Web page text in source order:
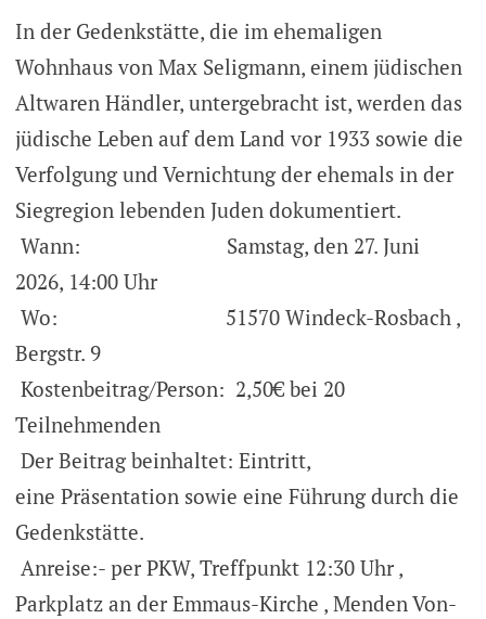
In der Gedenkstätte, die im ehemaligen
Wohnhaus von Max Seligmann, einem jüdischen
Altwaren Händler, untergebracht ist, werden das
jüdische Leben auf dem Land vor 1933 sowie die
Verfolgung und Vernichtung der ehemals in der
Siegregion lebenden Juden dokumentiert.
Wann: Samstag, den 27. Juni
2026, 14:00 Uhr
Wo: 51570 Windeck-Rosbach ,
Bergstr. 9
Kostenbeitrag/Person: 2,50€ bei 20
Teilnehmenden
Der Beitrag beinhaltet: Eintritt,
eine Präsentation sowie eine Führung durch die
Gedenkstätte.
Anreise:- per PKW, Treffpunkt 12:30 Uhr ,
Parkplatz an der Emmaus-Kirche , Menden Von-